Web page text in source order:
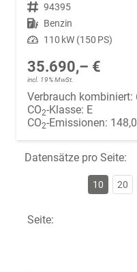
Fahrzeugnr. 94395
Kraftstoff Benzin
Leistung 110 kW (150 PS)
35.690,– €
incl. 19% MwSt.
Verbrauch kombiniert:
CO2-Klasse: E
CO2-Emissionen:
Datensätze pro Seite:
10 20
Seite: